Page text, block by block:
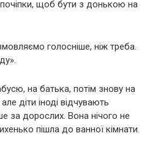
щоб бути з донькою на
голосніше, ніж треба.
на батька, потім знову на
діти іноді відчувають
за дорослих. Вона нічого не
пішла до ванної кімнати.